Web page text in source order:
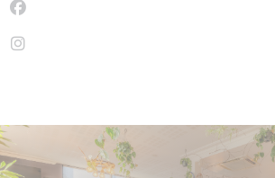
Facebook ((ouvre une nouvelle fenêtre))
Instagram ((ouvre une nouvelle fenêtre))